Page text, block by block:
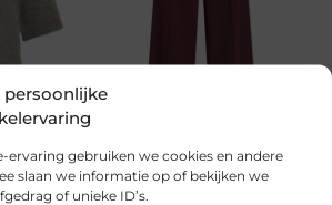
persoonlijke
ervaring gebruiken we cookies en andere
slaan we informatie op of bekijken we
of unieke ID’s.
Vila